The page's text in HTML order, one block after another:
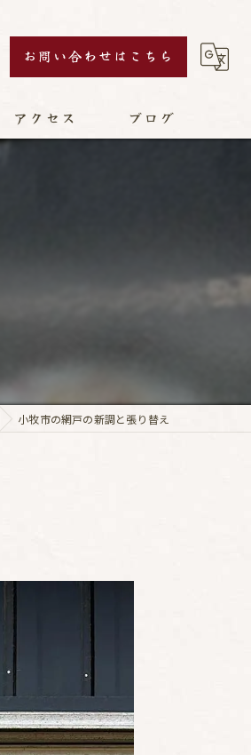
お問い合わせはこちら
アクセス ブログ
小牧市の網戸の新調と張り替え